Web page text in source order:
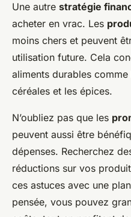
Une autre stratégie
acheter en vrac. Les
moins chers et peuvent
utilisation future. Cela
aliments durables
céréales et les épices.
N’oubliez pas que les
peuvent aussi être
dépenses. Recherchez
réductions sur vos
ces astuces avec une
pensée, vous pouvez